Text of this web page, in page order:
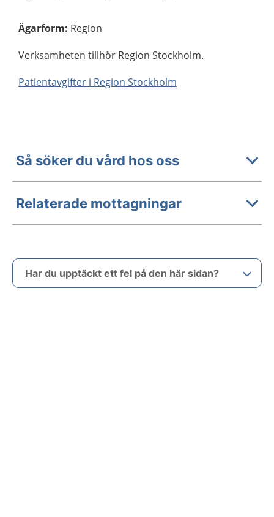
Ägarform: Region
Verksamheten tillhör Region Stockholm.
Patientavgifter i Region Stockholm
Så söker du vård hos oss
Relaterade mottagningar
Har du upptäckt ett fel på den här sidan?